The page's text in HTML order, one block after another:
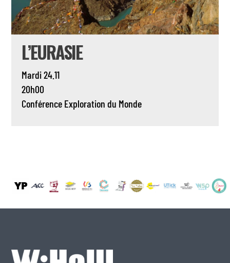
L’EURASIE
Mardi 24.11
20h00
Conférence Exploration du Monde